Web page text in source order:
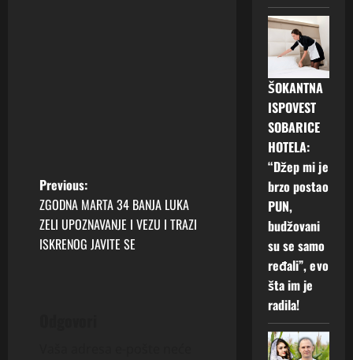
P
o
s
Previous:
ZGODNA MARTA 34 BANJA LUKA
ZELI UPOZNAVANJE I VEZU I TRAZI
ISKRENOG JAVITE SE
ŠOKANTNA
ISPOVEST
SOBARICE
HOTELA:
“Džep mi je
brzo postao
PUN,
budžovani
su se samo
ređali”, evo
šta im je
radila!